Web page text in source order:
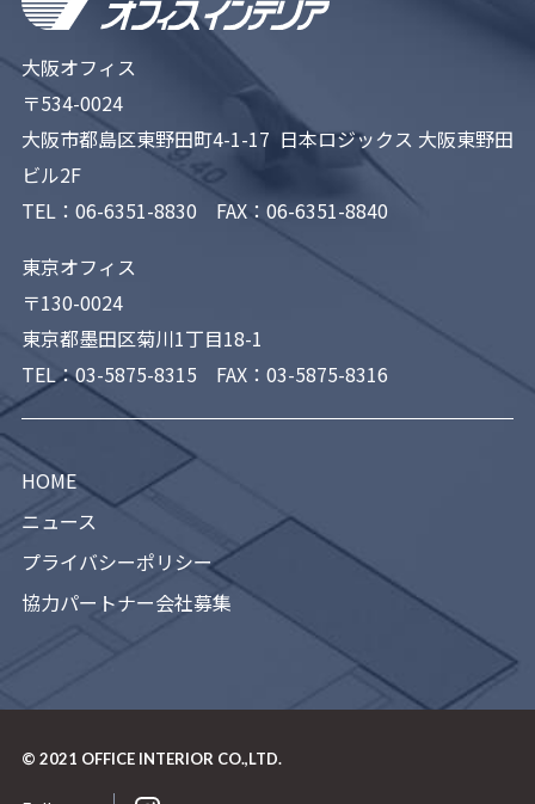
大阪オフィス
〒534-0024
大阪市都島区東野田町4-1-17 日本ロジックス 大阪東野田
ビル2F
TEL： 06-6351-8830 FAX：06-6351-8840
東京オフィス
〒130-0024
東京都墨田区菊川1丁目18-1
TEL：03-5875-8315 FAX：03-5875-8316
HOME
ニュース
プライバシーポリシー
協力パートナー会社募集
© 2021 OFFICE INTERIOR CO.,LTD.